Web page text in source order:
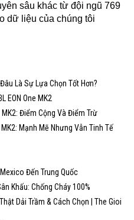
sâu khác từ đội ngũ 769
dữ liệu của chúng tôi
Là Sự Lựa Chọn Tốt Hơn?
EON One MK2
Điểm Cộng Và Điểm Trừ
Mạnh Mẽ Nhưng Vẫn Tinh Tế
Đến Trung Quốc
Khấu: Chống Cháy 100%
Dải Trầm & Cách Chọn | The Gioi